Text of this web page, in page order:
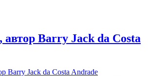
автор Barry Jack da Costa